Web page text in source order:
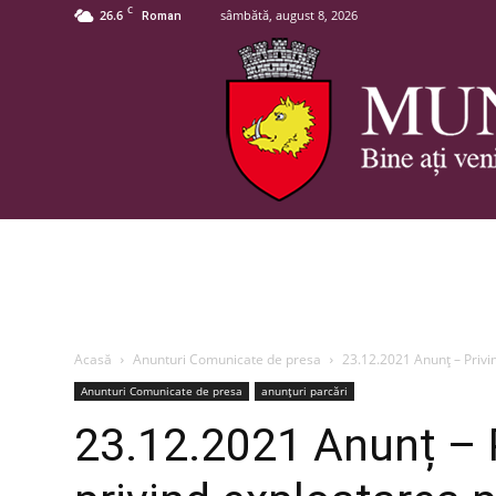
26.6 C Roman sâmbătă, august 8, 2026
Acasă Anunturi Comunicate de presa 23.12.2021 Anunț –
Anunturi Comunicate de presa anunțuri parcări
23.12.2021 Anunț